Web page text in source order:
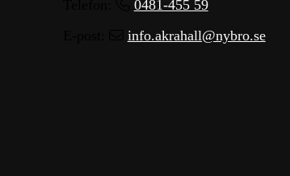
0481-455 59
info.akrahall@nybro.se